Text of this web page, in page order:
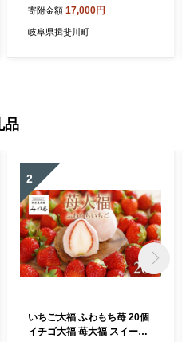
寄附金額 17,000円
岐阜県揖斐川町
品
2
いちご大福 ふわもち苺 20個
イチゴ大福 苺大福 スイーツ